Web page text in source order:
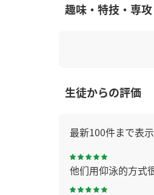
趣味・特技・専攻
生徒からの評価
最新100件まで表
他们用仰泳的方式